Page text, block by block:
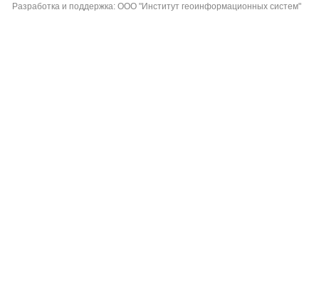
Разработка и поддержка: ООО "Институт геоинформационных систем"